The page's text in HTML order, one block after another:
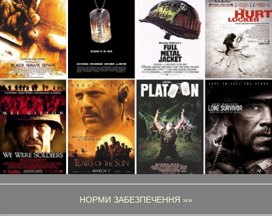
НОРМИ ЗАБЕЗПЕЧЕННЯ »»